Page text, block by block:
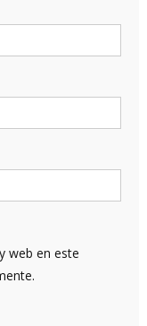
web en este